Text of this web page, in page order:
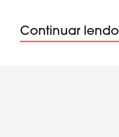
Continuar lendo